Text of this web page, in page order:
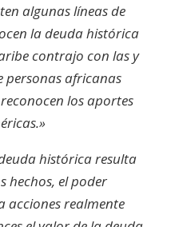
algunas líneas de
la deuda histórica
contrajo con las y
personas africanas
los aportes
histórica resulta
hechos, el poder
acciones realmente